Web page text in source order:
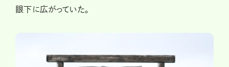
眼下に広がっていた。